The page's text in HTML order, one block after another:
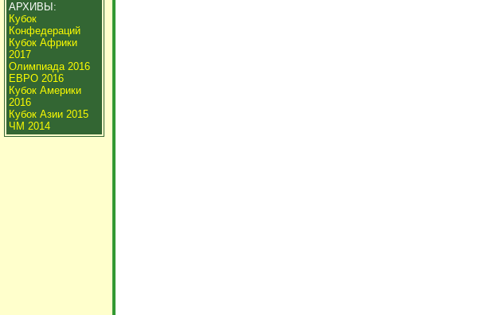
АРХИВЫ:
Кубок
Конфедераций
Кубок Африки
2017
Олимпиада 2016
ЕВРО 2016
Кубок Америки
2016
Кубок Азии 2015
ЧМ 2014